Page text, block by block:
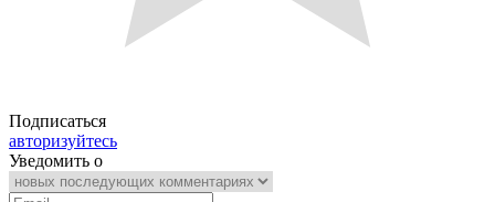
Подписаться
авторизуйтесь
Уведомить о